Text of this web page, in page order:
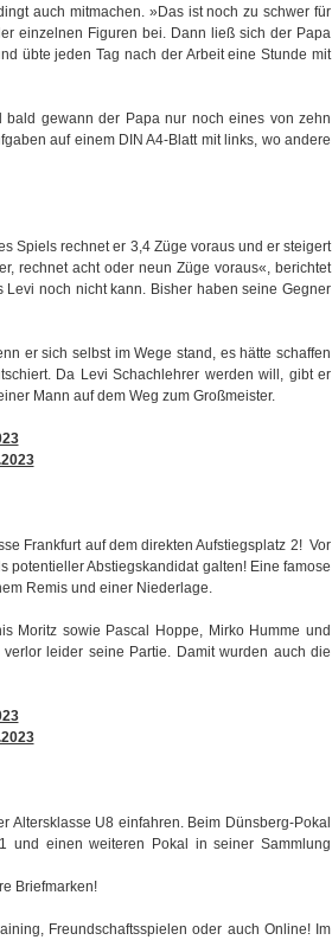
auch mitmachen. »Das ist noch zu schwer für
einzelnen Figuren bei. Dann ließ sich der Papa
übte jeden Tag nach der Arbeit eine Stunde mit
gewann der Papa nur noch eines von zehn
auf einem DIN A4-Blatt mit links, wo andere
Spiels rechnet er 3,4 Züge voraus und er steigert
rechnet acht oder neun Züge voraus«, berichtet
noch nicht kann. Bisher haben seine Gegner
er sich selbst im Wege stand, es hätte schaffen
Da Levi Schachlehrer werden will, gibt er
Mann auf dem Weg zum Großmeister.
Frankfurt auf dem direkten Aufstiegsplatz 2! Vor
Abstiegskandidat galten! Eine famose
Remis und einer Niederlage.
Moritz sowie Pascal Hoppe, Mirko Humme und
leider seine Partie. Damit wurden auch die
Altersklasse U8 einfahren. Beim Dünsberg-Pokal
und einen weiteren Pokal in seiner Sammlung
Briefmarken!
Freundschaftsspielen oder auch Online! Im